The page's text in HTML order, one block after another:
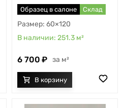
Образец в салоне Склад
60×120
251.3 м²
6 700 м²